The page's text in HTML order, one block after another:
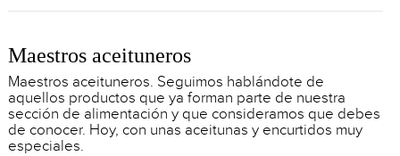
Maestros aceituneros
Maestros aceituneros. Seguimos hablándote de
aquellos productos que ya forman parte de nuestra
sección de alimentación y que consideramos que debes
de conocer. Hoy, con unas aceitunas y encurtidos muy
especiales.